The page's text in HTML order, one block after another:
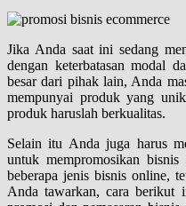
Jika Anda saat ini sedang
dengan keterbatasan modal
besar dari pihak lain, Anda
mempunyai produk yang
produk haruslah berkualitas.
Selain itu Anda juga harus
untuk mempromosikan bisnis
beberapa jenis bisnis online,
Anda tawarkan, cara berikut